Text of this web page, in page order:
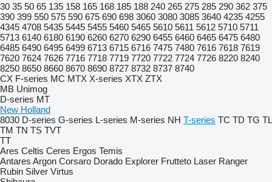
30 35 50 65 135 158 165 168 185 188 240 265 275 285 290 362 375
390 399 550 575 590 675 690 698 3060 3080 3085 3640 4235 4255
4345 4708 5435 5445 5455 5460 5465 5610 5611 5612 5710 5711
5713 6140 6180 6190 6260 6270 6290 6455 6460 6465 6475 6480
6485 6490 6495 6499 6713 6715 6716 7475 7480 7616 7618 7619
7620 7624 7626 7716 7718 7719 7720 7722 7724 7726 8220 8240
8250 8650 8660 8670 8690 8727 8732 8737 8740
CX F-series MC MTX X-series XTX ZTX
MB Unimog
D-series MT
New Holland
8030 D-series G-series L-series M-series NH T-series TC TD TG TL
TM TN TS TVT
TT
Ares Celtis Ceres Ergos Temis
Antares Argon Corsaro Dorado Explorer Frutteto Laser Ranger
Rubin Silver Virtus